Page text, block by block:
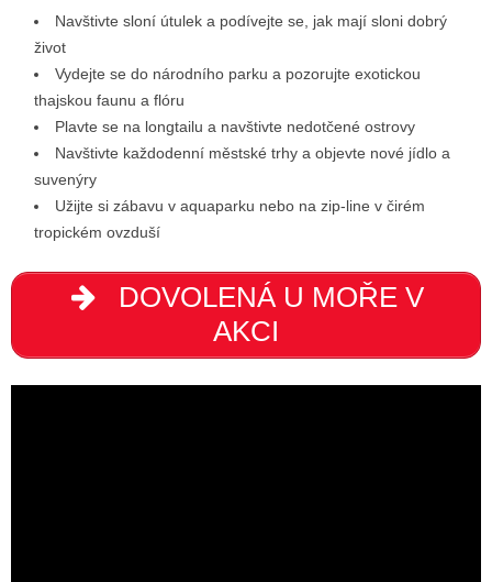
Navštivte sloní útulek a podívejte se, jak mají sloni dobrý
život
Vydejte se do národního parku a pozorujte exotickou
thajskou faunu a flóru
Plavte se na longtailu a navštivte nedotčené ostrovy
Navštivte každodenní městské trhy a objevte nové jídlo a
suvenýry
Užijte si zábavu v aquaparku nebo na zip-line v čirém
tropickém ovzduší
DOVOLENÁ U MOŘE V
AKCI